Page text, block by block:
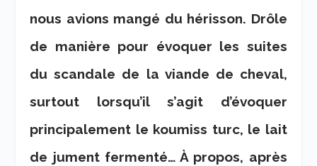
nous avions mangé du hérisson. Drôle
de manière pour évoquer les suites
du scandale de la viande de cheval,
surtout lorsqu’il s’agit d’évoquer
principalement le koumiss turc, le lait
de jument fermenté… À propos, après